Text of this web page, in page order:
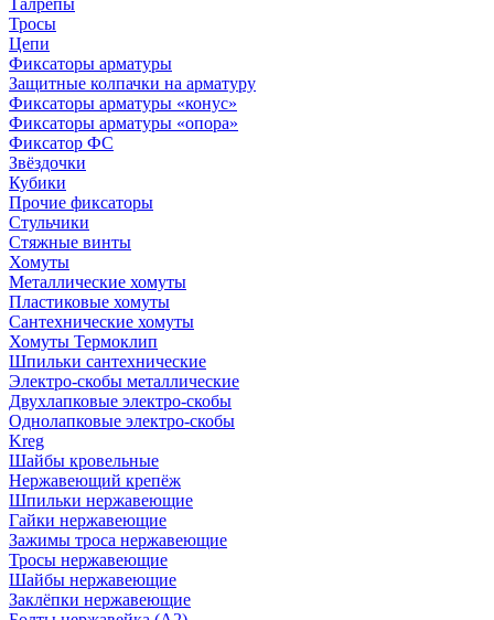
Талрепы
Тросы
Цепи
Фиксаторы арматуры
Защитные колпачки на арматуру
Фиксаторы арматуры «конус»
Фиксаторы арматуры «опора»
Фиксатор ФС
Звёздочки
Кубики
Прочие фиксаторы
Стульчики
Стяжные винты
Хомуты
Металлические хомуты
Пластиковые хомуты
Сантехнические хомуты
Хомуты Термоклип
Шпильки сантехнические
Электро-скобы металлические
Двухлапковые электро-скобы
Однолапковые электро-скобы
Kreg
Шайбы кровельные
Нержавеющий крепёж
Шпильки нержавеющие
Гайки нержавеющие
Зажимы троса нержавеющие
Тросы нержавеющие
Шайбы нержавеющие
Заклёпки нержавеющие